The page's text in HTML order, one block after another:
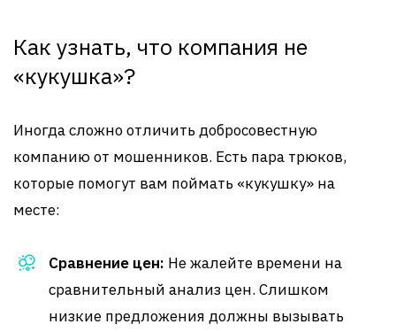
Как узнать, что компания не
«кукушка»?
Иногда сложно отличить добросовестную
компанию от мошенников. Есть пара трюков,
которые помогут вам поймать «кукушку» на
месте:
Сравнение цен: Не жалейте времени на
сравнительный анализ цен. Слишком
низкие предложения должны вызывать